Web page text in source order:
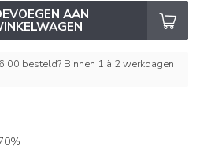
AAN
besteld? Binnen 1 à 2 werkdagen